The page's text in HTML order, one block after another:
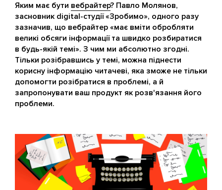
Яким має бути вебрайтер? Павло Молянов,
засновник digital-студії «Зробимо», одного разу
зазначив, що вебрайтер «має вміти обробляти
великі обсяги інформації та швидко розбиратися
в будь-якій темі». З чим ми абсолютно згодні.
Тільки розібравшись у темі, можна піднести
корисну інформацію читачеві, яка зможе не тільки
допомогти розібратися в проблемі, а й
запропонувати ваш продукт як розв'язання його
проблеми.